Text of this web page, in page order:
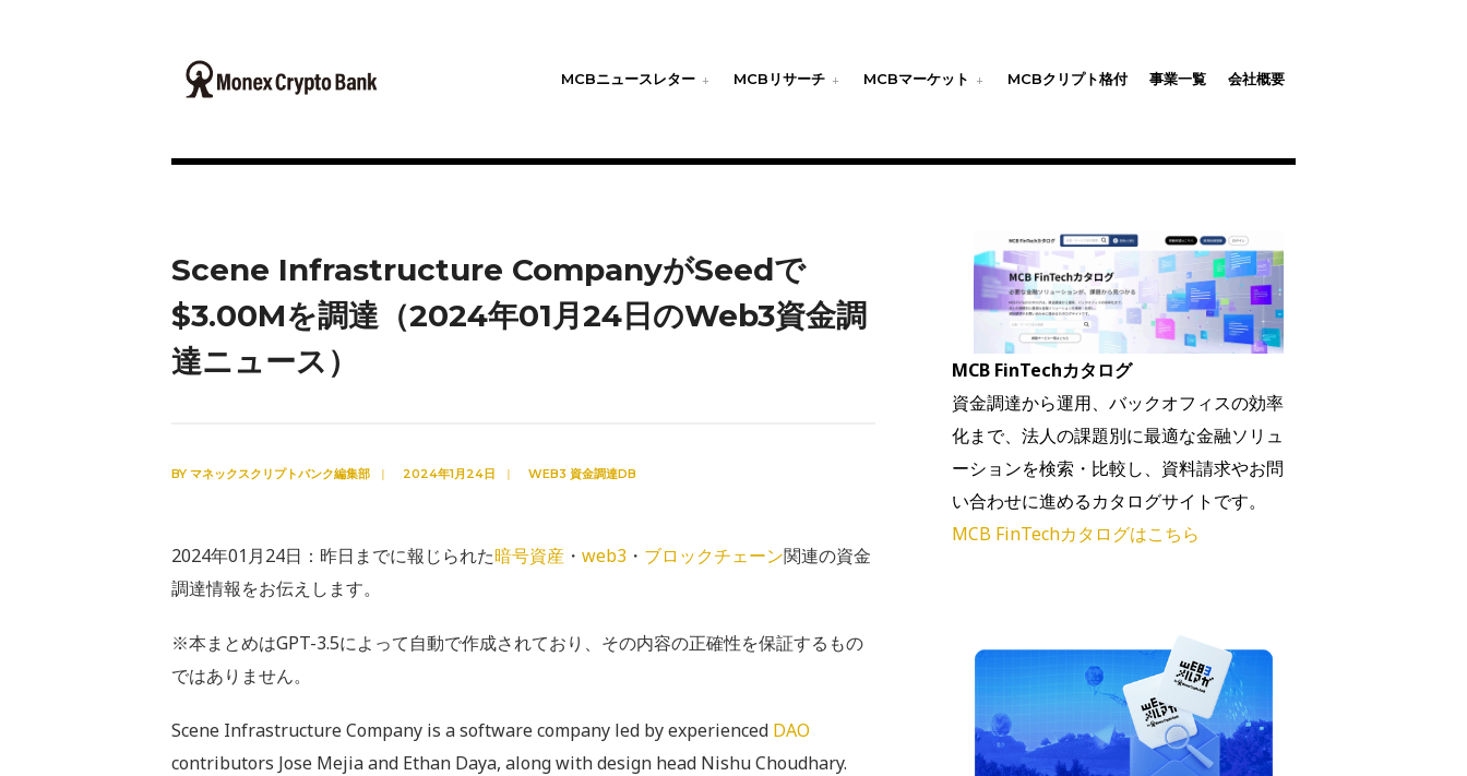
MCBニュースレター MCBリサーチ MCBマーケット MCBクリプト格付 事業一覧 会社概要
Scene Infrastructure CompanyがSeedで
$3.00Mを調達（2024年01月24日のWeb3資金調
達ニュース）
BY マネックスクリプトバンク編集部 | 2024年1月24日 | WEB3 資金調達DB
2024年01月24日：昨日までに報じられた暗号資産 ・ web3 ・ ブロックチェーン関連の資金
調達情報をお伝えします。
※本まとめはGPT-3.5によって自動で作成されており、その内容の正確性を保証するもの
ではありません。
Scene Infrastructure Company is a software company led by experienced DAO
contributors Jose Mejia and Ethan Daya, along with design head Nishu Choudhary.
MCB FinTechカタログ
資金調達から運用、バックオフィスの効率
化まで、法人の課題別に最適な金融ソリュ
ーションを検索・比較し、資料請求やお問
い合わせに進めるカタログサイトです。
MCB FinTechカタログはこちら